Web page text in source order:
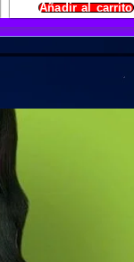
Añadir al carrito